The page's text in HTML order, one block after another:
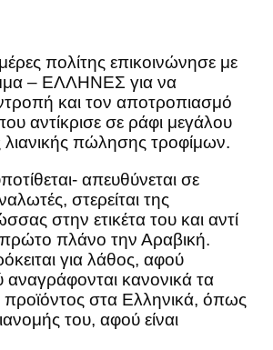
μέρες πολίτης επικοινώνησε με
– ΕΛΛΗΝΕΣ για να
και τον αποτροπιασμό
αντίκρισε σε ράφι μεγάλου
λιανικής πώλησης τροφίμων.
απευθύνεται σε
στερείται της
στην ετικέτα του και αντί
πρώτο πλάνο την Αραβική.
για λάθος, αφού
αναγράφονται κανονικά τα
προϊόντος στα Ελληνικά, όπως
του, αφού είναι